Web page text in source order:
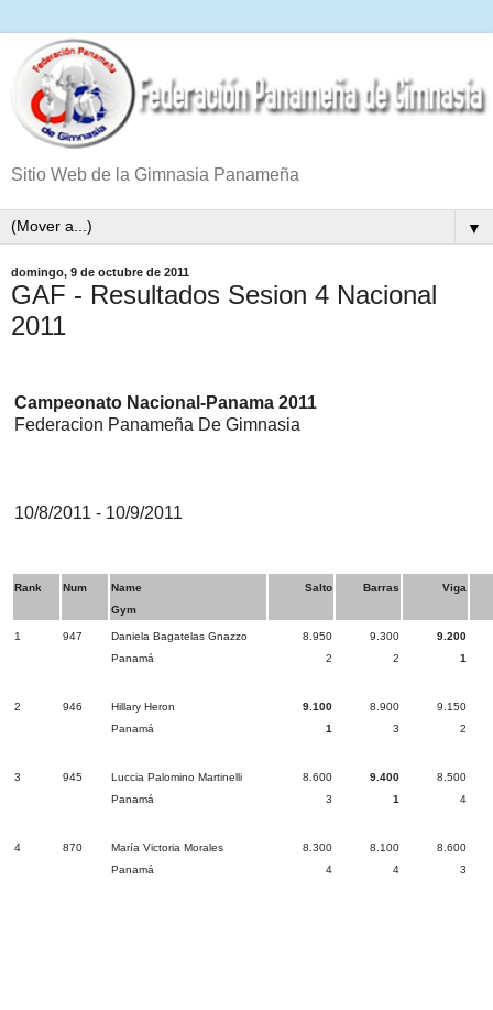
Sitio Web de la Gimnasia Panameña
▼
domingo, 9 de octubre de 2011
GAF - Resultados Sesion 4 Nacional
2011
Campeonato Nacional-Panama 2011
Federacion Panameña De Gimnasia
10/8/2011 - 10/9/2011
Rank Num
Name
Gym
Salto Barras Viga
1 947
Daniela Bagatelas Gnazzo
Panamá
8.950
2
9.300
2
9.200
1
2 946
Hillary Heron
Panamá
9.100
1
8.900
3
9.150
2
3 945
Luccia Palomino Martinelli
Panamá
8.600
3
9.400
1
8.500
4
4 870
María Victoria Morales
Panamá
8.300
4
8.100
4
8.600
3